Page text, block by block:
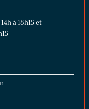
à 18h15 et